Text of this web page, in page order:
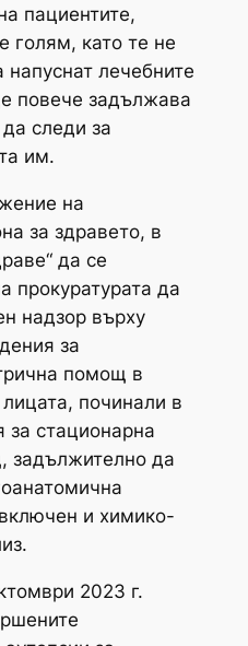
пациентите,
голям, като те не
лечебните
повече задължава
следи за
им.
на
за здравето, в
да се
прокуратурата да
надзор върху
за
помощ в
починали в
за стационарна
задължително да
и химико-
2023 г.